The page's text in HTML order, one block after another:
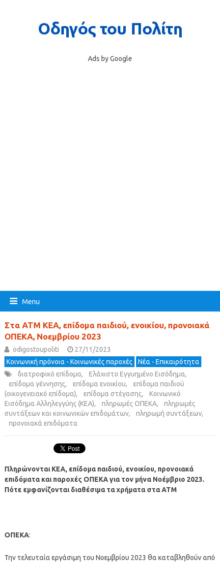
Ads by Google
Menu
Στα ΑΤΜ ΚΕΑ, επίδομα παιδιού, ενοικίου, προνοιακά
ΟΠΕΚΑ, Νοεμβρίου 2023
odigostoupoliti
27/11/2023
Κοινωνική πρόνοια - Κοινωνικές παροχές
Νέα - Επικαιρότητα
διατροφικό επίδομα, Ελάχιστο Εγγυημένο Εισόδημα,
επίδομα γέννησης, επίδομα ενοικίου,
επίδομα παιδιού
(οικογενειακό επίδομα), επίδομα στέγασης,
Κοινωνικό
Εισόδημα Αλληλεγγύης (ΚΕΑ), πληρωμές ΟΠΕΚΑ,
πληρωμές
συντάξεων και κοινωνικών επιδομάτων, πληρωμή συντάξεων,
προνοιακά επιδόματα
Πληρώνονται ΚΕΑ, επίδομα παιδιού, ενοικίου, προνοιακά
επιδόματα και παροχές ΟΠΕΚΑ για τον μήνα Νοέμβριο 2023.
Πότε εμφανίζονται διαθέσιμα τα χρήματα στα ΑΤΜ
ΟΠΕΚΑ:
Την τελευταία εργάσιμη του Νοεμβρίου 2023 θα καταβληθούν από